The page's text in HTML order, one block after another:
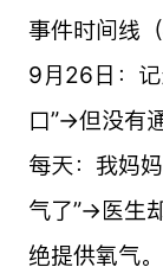
事件时间线
9月26日：
口”→但没有
每天：我妈
气了”→医生
绝提供氧气。